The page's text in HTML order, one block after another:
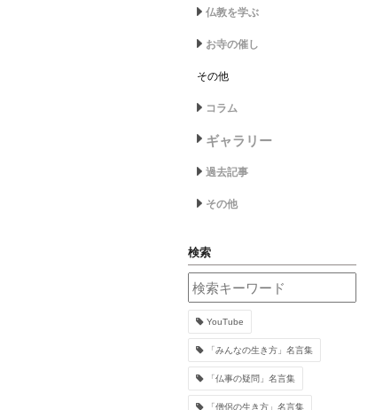
仏教を学ぶ
お寺の催し
その他
コラム
ギャラリー
過去記事
その他
検索
YouTube
「みんなの生き方」名言集
「仏事の疑問」名言集
「僧侶の生き方」名言集